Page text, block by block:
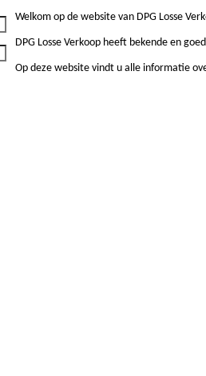
Welkom op de website van DPG Losse
DPG Losse Verkoop heeft bekende en
Op deze website vindt u alle informatie